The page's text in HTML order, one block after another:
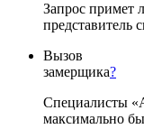
Запрос примет
представитель
Вызов
замерщика?
Специалисты
максимально